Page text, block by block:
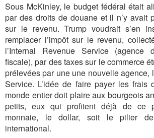
Sous McKinley, le budget fédéral était
par des droits de douane et il n’y avait
sur le revenu. Trump voudrait s’en
remplacer l’impôt sur le revenu,
l’Internal Revenue Service (agence
fiscale), par des taxes sur le commerce
prélevées par une une nouvelle agence,
Service. L’idée de faire payer les
monde entier doit plaire aux bourgeois
petits, eux qui profitent déjà de ce
monnaie, le dollar, soit le pilier de
international.